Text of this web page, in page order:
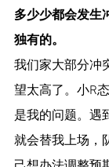
多少少都会发生
独有的。
我们家大部分冲
望太高了。小R
是我的问题。遇
就会替我上场，